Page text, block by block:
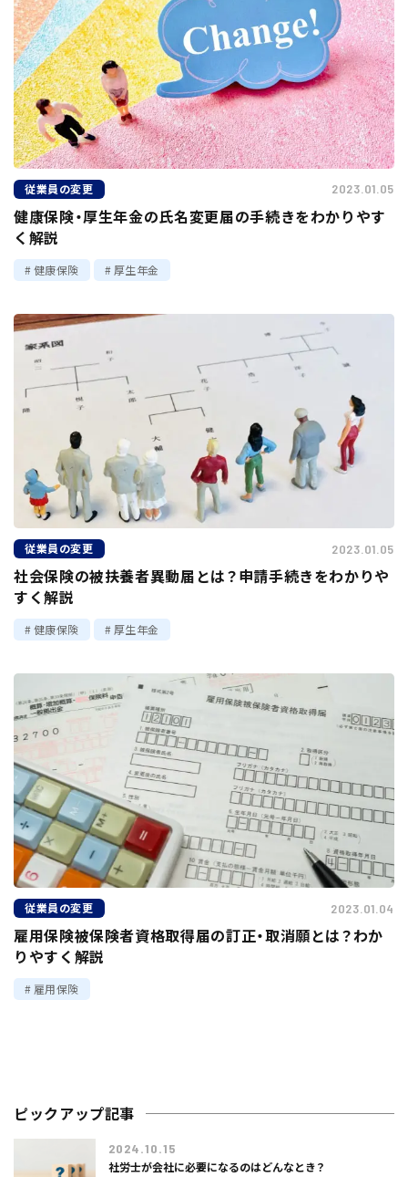
従業員の変更 2023.01.05
健康保険・厚生年金の氏名変更届の手続きをわかりやす
く解説
健康保険 厚生年金
従業員の変更 2023.01.05
社会保険の被扶養者異動届とは？申請手続きをわかりや
すく解説
健康保険 厚生年金
従業員の変更 2023.01.04
雇用保険被保険者資格取得届の訂正・取消願とは？わか
りやすく解説
雇用保険
ピックアップ記事
2024.10.15
社労士が会社に必要になるのはどんなとき？